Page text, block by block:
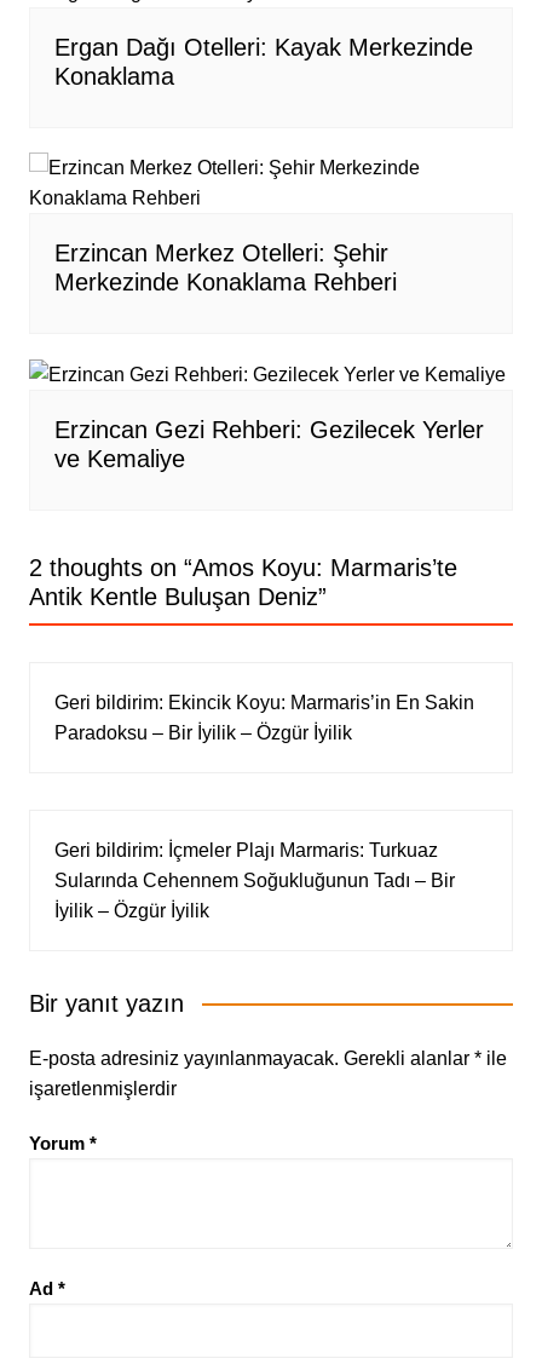
Ergan Dağı Otelleri: Kayak Merkezinde
Konaklama
Erzincan Merkez Otelleri: Şehir
Merkezinde Konaklama Rehberi
Erzincan Gezi Rehberi: Gezilecek Yerler
ve Kemaliye
2 thoughts on “Amos Koyu: Marmaris’te
Antik Kentle Buluşan Deniz”
Geri bildirim: Ekincik Koyu: Marmaris’in En Sakin
Paradoksu – Bir İyilik – Özgür İyilik
Geri bildirim: İçmeler Plajı Marmaris: Turkuaz
Sularında Cehennem Soğukluğunun Tadı – Bir
İyilik – Özgür İyilik
Bir yanıt yazın
E-posta adresiniz yayınlanmayacak. Gerekli alanlar *ile
işaretlenmişlerdir
Yorum *
Ad *